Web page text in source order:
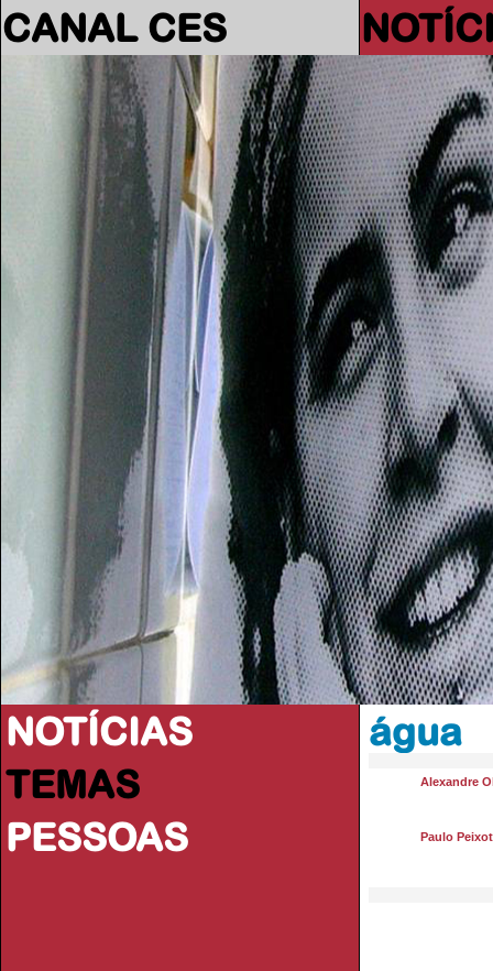
CANAL CES
NOTÍCIAS
TEMAS
PESSOAS
água
Alexandre
Paulo